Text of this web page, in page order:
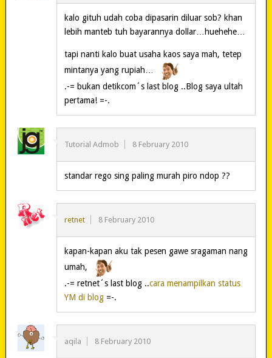
kalo gituh udah coba dipasarin diluar sob? khan
lebih manteb tuh bayarannya dollar…huehehe…
tapi nanti kalo buat usaha kaos saya mah, tetep
mintanya yang rupiah…
.-= bukan detikcom´s last blog ..Blog saya ultah
pertama! =-.
Tutorial Admob 8 February 2010
standar rego sing paling murah piro ndop ??
retnet 8 February 2010
kapan-kapan aku tak pesen gawe sragaman nang
umah,
.-= retnet´s last blog ..cara menampilkan status
YM di blog=-.
aqila 8 February 2010